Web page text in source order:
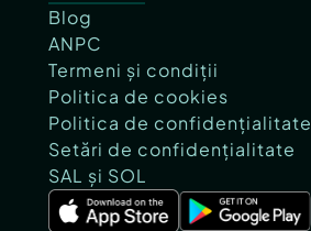
Blog
ANPC
Termeni și condiții
Politica de cookies
Politica de confidențialitate
Setări de confidențialitate
SAL și SOL